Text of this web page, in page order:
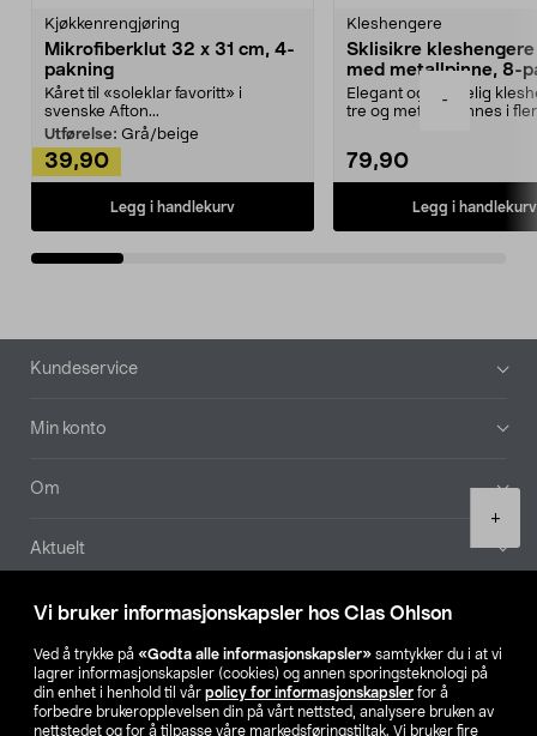
Vi bruker informasjonskapsler hos Clas Ohlson
Ved å trykke på «Godta alle informasjonskapsler» samtykker du i at vi
lagrer informasjonskapsler (cookies) og annen sporingsteknologi på
din enhet i henhold til vår policy for informasjonskapsler for å
forbedre brukeropplevelsen din på vårt nettsted, analysere bruken av
nettstedet og for å tilpasse våre markedsføringstiltak. Vi bruker fire
-
+
Kjøkkenrengjøring
Mikrofiberklut 32 x 31 cm, 4-
pakning
Kåret til «soleklar favoritt» i
svenske Afton...
Utførelse: Grå/beige
39,90
Legg i handlekurv
Kleshengere
Sklisikre
med metallpinne, 8-
Elegant og skikkelig
tre og metall – finnes i
79,90
Legg i handlekurv
Bunntekst
Kundeservice
Min konto
Om
Aktuelt
Våre selskaper
Finn din butikk
SE NO FI